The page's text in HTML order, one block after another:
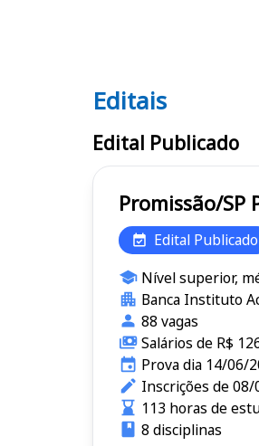
Editais
Editais
Edital Publicado
Edital Publicado
Nível superior,
Banca Instituto
88 vagas
Salários de R$
Prova dia 14/06/
Inscrições de
113 horas de
8 disciplinas